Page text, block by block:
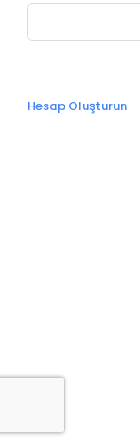
Hesap Oluşturun